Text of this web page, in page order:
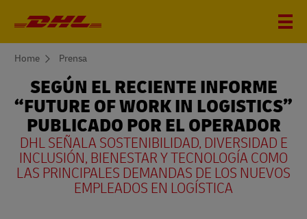
You
Home Prensa
SEGÚN EL RECIENTE INFORME
“FUTURE OF WORK IN LOGISTICS”
PUBLICADO POR EL OPERADOR
DHL SEÑALA SOSTENIBILIDAD, DIVERSIDAD E
INCLUSIÓN, BIENESTAR Y TECNOLOGÍA COMO
LAS PRINCIPALES DEMANDAS DE LOS NUEVOS
EMPLEADOS EN LOGÍSTICA